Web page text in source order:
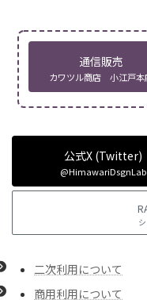
通信販売
カワツル商店 小江戸本
公式X (Twitter)
@HimawariDsgnLab
二次利用について
商用利用について